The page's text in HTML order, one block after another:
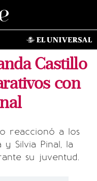
Castillo
con
reaccionó a los
Silvia Pinal, la
su juventud.